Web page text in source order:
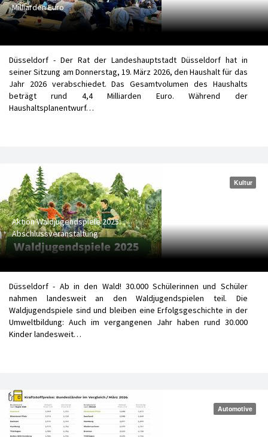
Milliarden Euro
Düsseldorf - Der Rat der Landeshauptstadt Düsseldorf hat in
seiner Sitzung am Donnerstag, 19. März 2026, den Haushalt für das
Jahr 2026 verabschiedet. Das Gesamtvolumen des Haushalts
beträgt rund 4,4 Milliarden Euro. Während der
Haushaltsplanentwurf…
Kultur
Aktion Waldjugendspiele 2025:
Abschlussveranstaltung
Düsseldorf - Ab in den Wald! 30.000 Schülerinnen und Schüler
nahmen landesweit an den Waldjugendspielen teil. Die
Waldjugendspiele sind und bleiben eine Erfolgsgeschichte in der
Umweltbildung: Auch im vergangenen Jahr haben rund 30.000
Kinder landesweit…
Automotive